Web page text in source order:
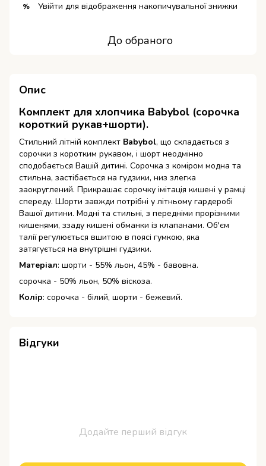
% Увійти для відображення накопичувальної знижки
До обраного
Опис
Комплект для хлопчика Babybol (сорочка
короткий рукав+шорти).
Стильний літній комплект Babybol, що складається з
сорочки з коротким рукавом, і шорт неодмінно
сподобається Вашій дитині. Сорочка з коміром модна та
стильна, застібається на гудзики, низ злегка
заокруглений. Прикрашає сорочку імітація кишені у рамці
спереду. Шорти завжди потрібні у літньому гардеробі
Вашої дитини. Модні та стильні, з передніми прорізними
кишенями, ззаду кишені обманки із клапанами. Об'єм
талії регулюється вшитою в поясі гумкою, яка
затягується на внутрішні гудзики.
Матеріал: шорти - 55% льон, 45% - бавовна.
сорочка - 50% льон, 50% віскоза.
Колір: сорочка - білий, шорти - бежевий.
Відгуки
Додайте перший відгук